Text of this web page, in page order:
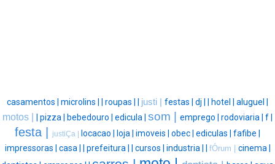
casamentos | microlins | | roupas | | justi | festas | dj | | hotel | aluguel |
motos | | pizza | bebedouro | edicula | som | emprego | rodoviaria | f |
festa | justiÇa | locacao | loja | imoveis | obec | ediculas | fafibe |
impressoras | casa | | prefeitura | | cursos | industria | | fÓrum | cinema |